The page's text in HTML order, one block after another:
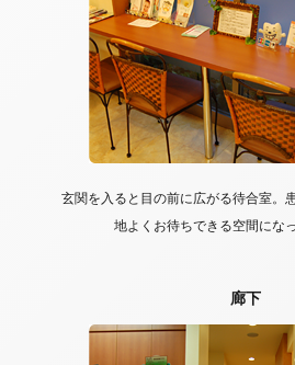
玄関を入ると目の前に広がる待合室。
地よくお待ちできる空間にな
廊下